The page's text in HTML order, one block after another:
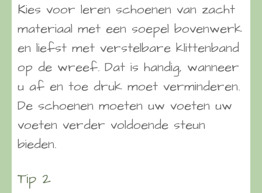
Kies voor leren schoenen van zacht
materiaal met een soepel bovenwerk
en liefst met verstelbare klittenband
op de wreef. Dat is handig, wanneer
u af en toe druk moet verminderen.
De schoenen moeten uw voeten uw
voeten verder voldoende steun
bieden.
Tip 2